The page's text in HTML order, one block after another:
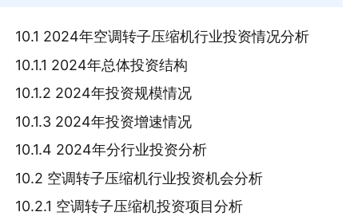
10.1 2024年空调转子压缩机行业投资情况分析
10.1.1 2024年总体投资结构
10.1.2 2024年投资规模情况
10.1.3 2024年投资增速情况
10.1.4 2024年分行业投资分析
10.2 空调转子压缩机行业投资机会分析
10.2.1 空调转子压缩机投资项目分析